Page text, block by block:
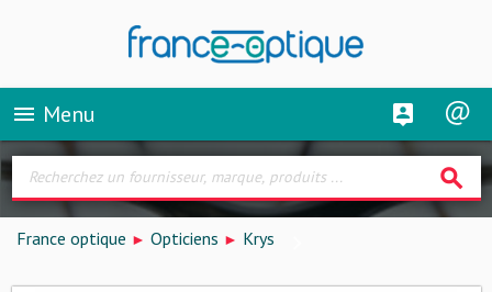
menu Menu
search
France optique Opticiens Krys